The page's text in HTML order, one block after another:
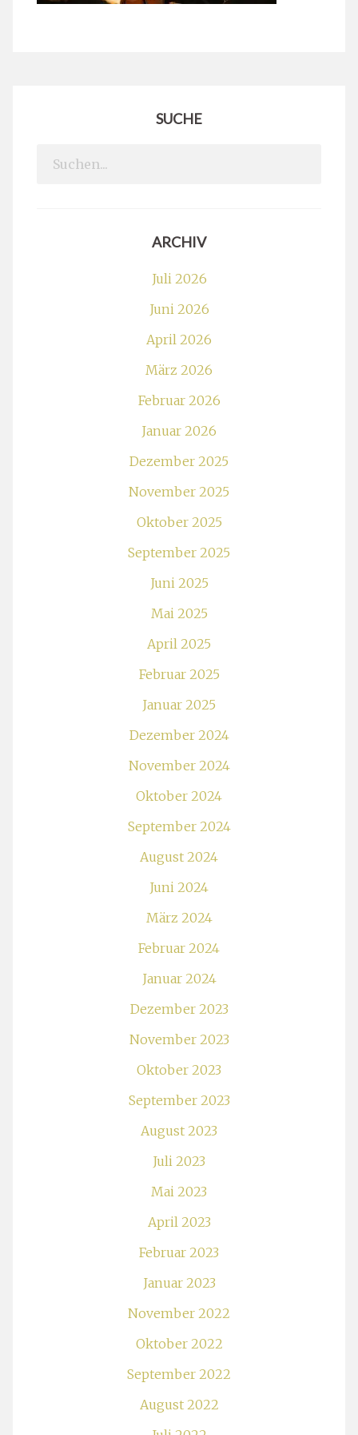
SUCHE
Search
ARCHIV
Juli 2026
Juni 2026
April 2026
März 2026
Februar 2026
Januar 2026
Dezember 2025
November 2025
Oktober 2025
September 2025
Juni 2025
Mai 2025
April 2025
Februar 2025
Januar 2025
Dezember 2024
November 2024
Oktober 2024
September 2024
August 2024
Juni 2024
März 2024
Februar 2024
Januar 2024
Dezember 2023
November 2023
Oktober 2023
September 2023
August 2023
Juli 2023
Mai 2023
April 2023
Februar 2023
Januar 2023
November 2022
Oktober 2022
September 2022
August 2022